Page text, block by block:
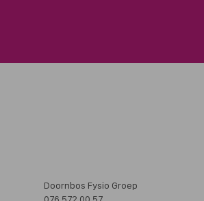
Doornbos Fysio Groep
076 572 00 57